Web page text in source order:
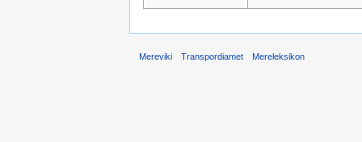
Mereviki Transpordiamet Mereleksikon